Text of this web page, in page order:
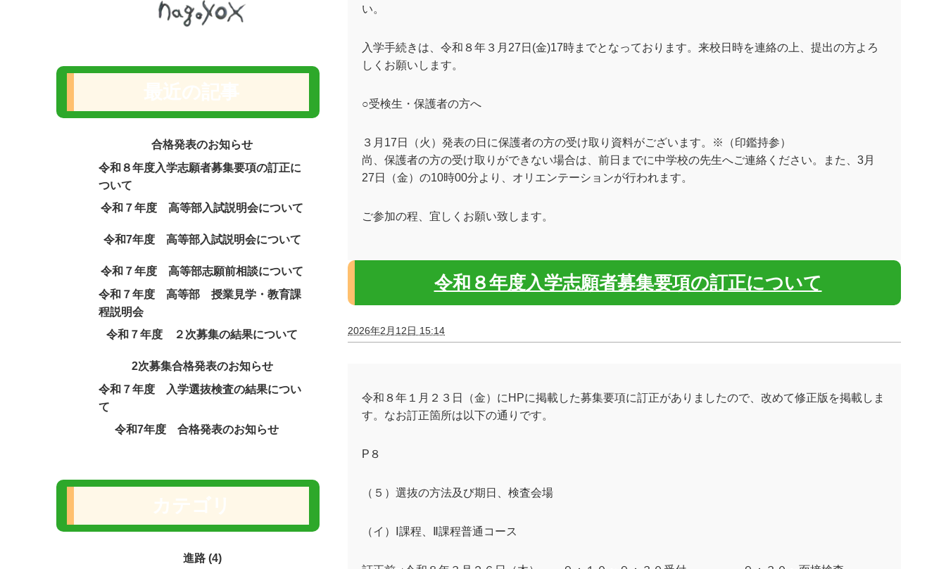
い。
入学手続きは、令和８年３月27日(金)17時までとなっております。来校日時を連絡の上、提出の方よろ
しくお願いします。
○受検生・保護者の方へ
３月17日（火）発表の日に保護者の方の受け取り資料がございます。※（印鑑持参）
尚、保護者の方の受け取りができない場合は、前日までに中学校の先生へご連絡ください。また、3月
27日（金）の10時00分より、オリエンテーションが行われます。
ご参加の程、宜しくお願い致します。
令和８年度入学志願者募集要項の訂正について
2026年2月12日 15:14
令和８年１月２３日（金）に HPに掲載した募集要項に訂正がありましたので、改めて修正版を掲載しま
す。なお訂正箇所は以下の通りです。
P８
（５）選抜の方法及び期日、検査会場
（イ）Ⅰ課程、Ⅱ課程普通コース
合格発表のお知らせ
令和８年度入学志願者募集要項の訂正に
ついて
令和７年度 高等部入試説明会について
令和7年度 高等部入試説明会について
令和７年度 高等部志願前相談について
令和７年度 高等部 授業見学・教育課
程説明会
令和７年度 ２次募集の結果について
2次募集合格発表のお知らせ
令和７年度 入学選抜検査の結果につい
て
令和7年度 合格発表のお知らせ
進路 (4)